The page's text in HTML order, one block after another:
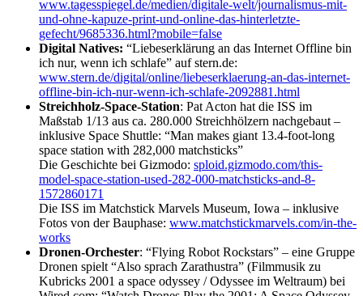
www.tagesspiegel.de/medien/digitale-welt/journalismus-mit-
und-ohne-kapuze-print-und-online-das-hinterletzte-
gefecht/9685336.html?mobile=false
Digital Natives: “Liebeserklärung an das Internet Offline bin
ich nur, wenn ich schlafe” auf stern.de:
www.stern.de/digital/online/liebeserklaerung-an-das-internet-
offline-bin-ich-nur-wenn-ich-schlafe-2092881.html
Streichholz-Space-Station: Pat Acton hat die ISS im
Maßstab 1/13 aus ca. 280.000 Streichhölzern nachgebaut –
inklusive Space Shuttle: “Man makes giant 13.4-foot-long
space station with 282,000 matchsticks”
Die Geschichte bei Gizmodo: sploid.gizmodo.com/this-
model-space-station-used-282-000-matchsticks-and-8-
1572860171
Die ISS im Matchstick Marvels Museum, Iowa – inklusive
Fotos von der Bauphase: www.matchstickmarvels.com/in-the-
works
Dronen-Orchester: “Flying Robot Rockstars” – eine Gruppe
Dronen spielt “Also sprach Zarathustra” (Filmmusik zu
Kubricks 2001 a space odyssey / Odyssee im Weltraum) bei